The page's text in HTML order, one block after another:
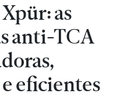
as
anti-TCA
eficientes